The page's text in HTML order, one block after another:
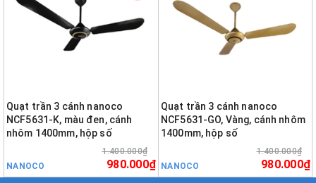
Quạt trần 3 cánh nanoco
NCF5631-K, màu đen, cánh
nhôm 1400mm, hộp số
NANOCO
1.400.000₫
980.000₫
Quạt trần 3 cánh nanoco
NCF5631-GO, Vàng, cánh nhôm
1400mm, hộp số
NANOCO
1.400.000₫
980.000₫